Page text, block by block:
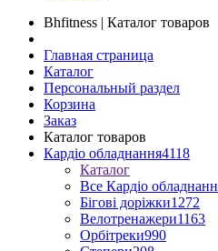
Bhfitness | Каталог товаров
Главная страница
Каталог
Персональный раздел
Корзина
Заказ
Каталог товаров
Кардіо обладнання4118
Каталог
Все Кардіо
Бігові доріжки1272
Велотренажери1163
Орбітреки990